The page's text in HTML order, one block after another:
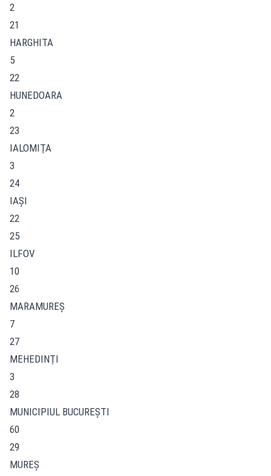
2
21
HARGHITA
5
22
HUNEDOARA
2
23
IALOMIŢA
3
24
IAŞI
22
25
ILFOV
10
26
MARAMUREŞ
7
27
MEHEDINŢI
3
28
MUNICIPIUL BUCUREŞTI
60
29
MUREŞ